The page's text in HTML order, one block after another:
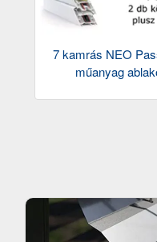
7 kamrás NEO
műanyag